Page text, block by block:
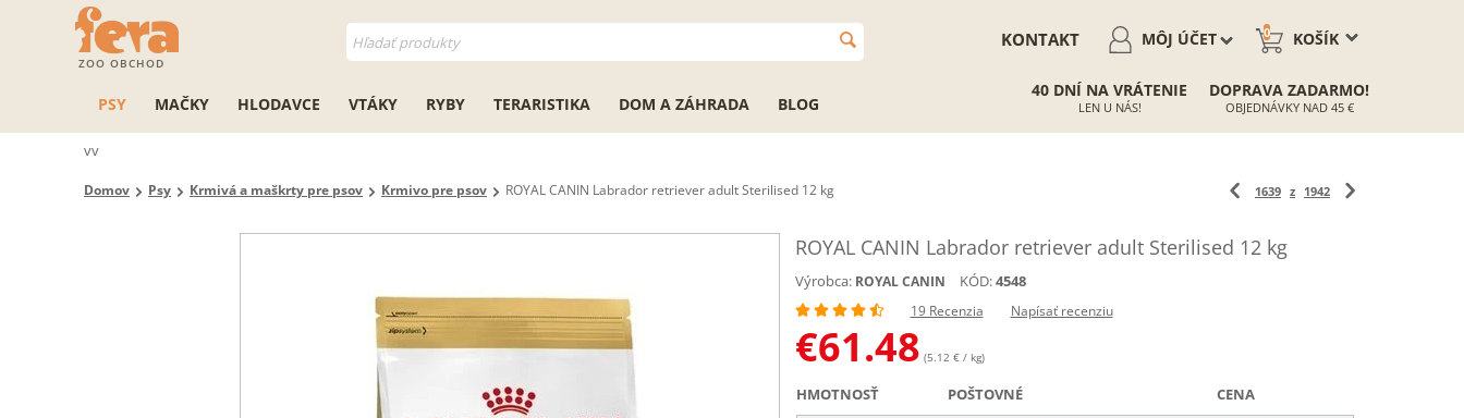
ZOO OBCHOD
KOŠÍK
0
MÔJ ÚČET
KONTAKT
PSY MAČKY HLODAVCE VTÁKY RYBY TERARISTIKA DOM A ZÁHRADA BLOG
40 DNÍ NA VRÁTENIE
LEN U NÁS!
DOPRAVA ZADARMO!
OBJEDNÁVKY NAD 45 €
vv
Domov Psy Krmivá a maškrty pre psov Krmivo pre psov ROYAL CANIN Labrador retriever adult Sterilised 12 kg 1639 z 1942
ROYAL CANIN Labrador retriever adult Sterilised 12 kg
Výrobca: ROYAL CANIN KÓD:4548
19 Recenzia Napísať recenziu
€61.48 (5.12 € / kg)
HMOTNOSŤ POŠTOVNÉ CENA